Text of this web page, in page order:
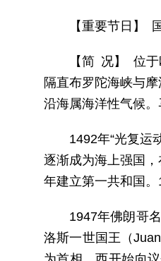
【重要节日】
【简 况】 位
隔直布罗陀海峡与
沿海属海洋性气候
1492年“光复运
逐渐成为海上强国
年建立第一共和国
1947年佛朗哥
洛斯一世国王（